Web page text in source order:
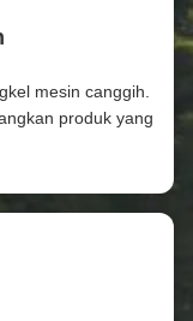
mesin canggih.
produk yang